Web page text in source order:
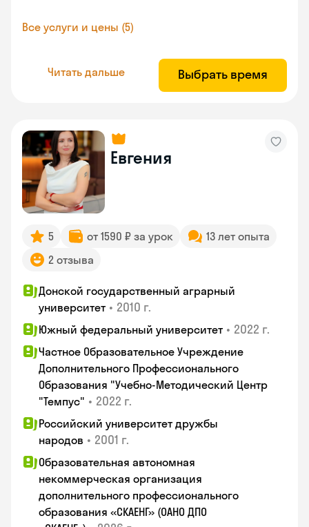
Все услуги и цены (5)
Читать дальше Выбрать время
Евгения
5 от 1590 ₽ за урок
13 лет опыта
2 отзыва
Донской государственный аграрный
университет • 2010 г.
Южный федеральный университет • 2022 г.
Частное Образовательное Учреждение
Дополнительного Профессионального
Образования "Учебно-Методический Центр
"Темпус" • 2022 г.
Российский университет дружбы
народов • 2001 г.
Образовательная автономная
некоммерческая организация
дополнительного профессионального
образования «СКАЕНГ» (ОАНО ДПО